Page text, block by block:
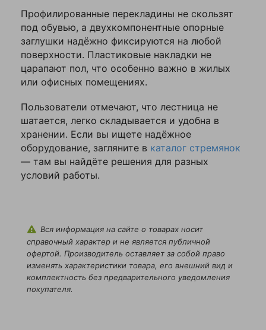
Профилированные перекладины не скользят
под обувью, а двухкомпонентные опорные
заглушки надёжно фиксируются на любой
поверхности. Пластиковые накладки не
царапают пол, что особенно важно в жилых
или офисных помещениях.
Пользователи отмечают, что лестница не
шатается, легко складывается и удобна в
хранении. Если вы ищете надёжное
оборудование, загляните в каталог стремянок
— там вы найдёте решения для разных
условий работы.
Оставить
отзыв
оценка
Ваше
КомментарийВся информация на сайте о товарах носит
справочный характер и не является публичной
офертой. Производитель оставляет за собой право
изменять характеристики товара, его внешний вид и
комплектность без предварительного уведомления
покупателя.